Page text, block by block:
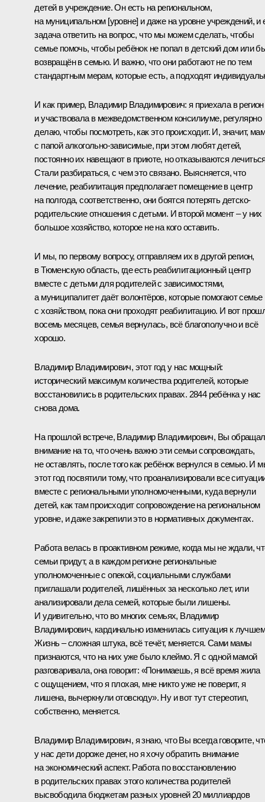
детей в учреждение. Он есть на региональном,
на муниципальном [уровне] и даже на уровне учреждений, и
задача ответить на вопрос, что мы можем сделать, чтобы
семье помочь, чтобы ребёнок не попал в детский дом или
возвращён в семью. И важно, что они работают не по тем
стандартным мерам, которые есть, а подходят
И как пример, Владимир Владимирович: я приехала в регион
и участвовала в межведомственном консилиуме, регулярно
делаю, чтобы посмотреть, как это происходит. И, значит,
с папой алкогольно-зависимые, при этом любят детей,
постоянно их навещают в приюте, но отказываются
Стали разбираться, с чем это связано. Выясняется, что
лечение, реабилитация предполагает помещение в центр
на полгода, соответственно, они боятся потерять детско-
родительские отношения с детьми. И второй момент – у них
большое хозяйство, которое не на кого оставить.
И мы, по первому вопросу, отправляем их в другой регион,
в Тюменскую область, где есть реабилитационный центр
вместе с детьми для родителей с зависимостями,
а муниципалитет даёт волонтёров, которые помогают семье
с хозяйством, пока они проходят реабилитацию. И вот
восемь месяцев, семья вернулась, всё благополучно и всё
хорошо.
Владимир Владимирович, этот год у нас мощный:
исторический максимум количества родителей, которые
восстановились в родительских правах. 2844 ребёнка у нас
снова дома.
На прошлой встрече, Владимир Владимирович, Вы
внимание на то, что очень важно эти семьи сопровождать,
не оставлять, после того как ребёнок вернулся в семью. И
этот год посвятили тому, что проанализировали все
вместе с региональными уполномоченными, куда вернули
детей, как там происходит сопровождение на региональном
уровне, и даже закрепили это в нормативных документах.
Работа велась в проактивном режиме, когда мы не ждали,
семьи придут, а в каждом регионе региональные
уполномоченные с опекой, социальными службами
приглашали родителей, лишённых за несколько лет, или
анализировали дела семей, которые были лишены.
И удивительно, что во многих семьях, Владимир
Владимирович, кардинально изменилась ситуация к
Жизнь – сложная штука, всё течёт, меняется. Сами мамы
признаются, что на них уже было клеймо. Я с одной мамой
разговаривала, она говорит: «Понимаешь, я всё время жила
с ощущением, что я плохая, мне никто уже не поверит, я
лишена, вычеркнули отовсюду». Ну и вот тут стереотип,
собственно, меняется.
Владимир Владимирович, я знаю, что Вы всегда говорите,
у нас дети дороже денег, но я хочу обратить внимание
на экономический аспект. Работа по восстановлению
в родительских правах этого количества родителей
высвободила бюджетам разных уровней 20 миллиардов